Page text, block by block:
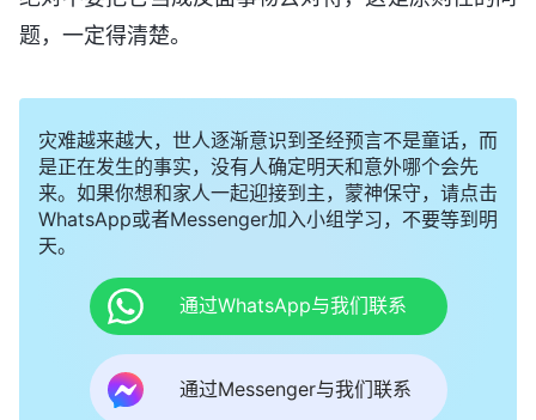
题，一定得清楚。
灾难越来越大，世人逐渐意识到圣经预言不是童话，而
是正在发生的事实，没有人确定明天和意外哪个会先
来。如果你想和家人一起迎接到主，蒙神保守，请点击
WhatsApp或者Messenger加入小组学习，不要等到明
天。
通过WhatsApp与我们联系
通过Messenger与我们联系